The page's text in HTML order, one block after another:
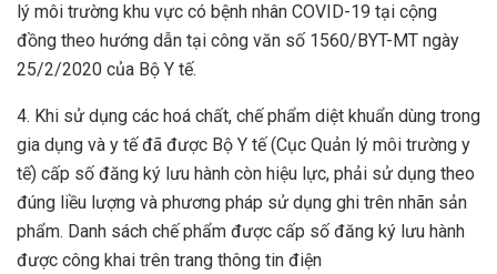
lý môi trường khu vực có bệnh nhân COVID-19 tại cộng
đồng theo hướng dẫn tại công văn số 1560/BYT-MT ngày
25/2/2020 của Bộ Y tế.
4. Khi sử dụng các hoá chất, chế phẩm diệt khuẩn dùng trong
gia dụng và y tế đã được Bộ Y tế (Cục Quản lý môi trường y
tế) cấp số đăng ký lưu hành còn hiệu lực, phải sử dụng theo
đúng liều lượng và phương pháp sử dụng ghi trên nhãn sản
phẩm. Danh sách chế phẩm được cấp số đăng ký lưu hành
được công khai trên trang thông tin điện